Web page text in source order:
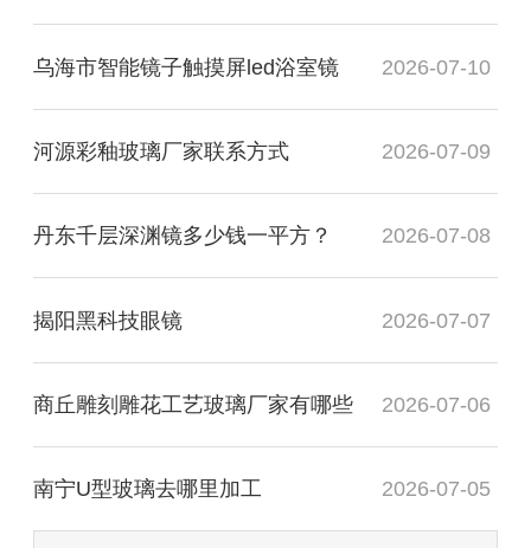
乌海市智能镜子触摸屏led浴室镜 2026-07-10
河源彩釉玻璃厂家联系方式 2026-07-09
丹东千层深渊镜多少钱一平方？ 2026-07-08
揭阳黑科技眼镜 2026-07-07
商丘雕刻雕花工艺玻璃厂家有哪些 2026-07-06
南宁U型玻璃去哪里加工 2026-07-05